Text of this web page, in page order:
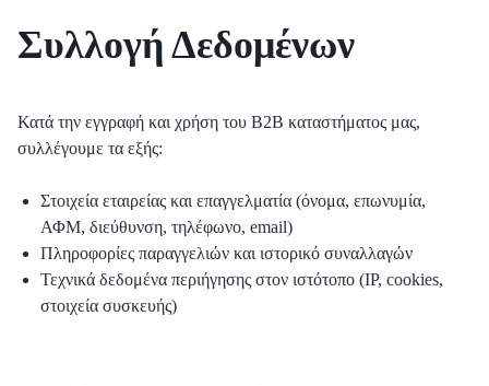
Συλλογή Δεδομένων
Κατά την εγγραφή και χρήση του B2B καταστήματος μας,
συλλέγουμε τα εξής:
Στοιχεία εταιρείας και επαγγελματία (όνομα, επωνυμία,
ΑΦΜ, διεύθυνση, τηλέφωνο, email)
Πληροφορίες παραγγελιών και ιστορικό συναλλαγών
Τεχνικά δεδομένα περιήγησης στον ιστότοπο (IP, cookies,
στοιχεία συσκευής)